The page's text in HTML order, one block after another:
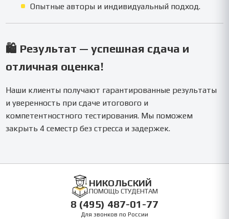
Опытные авторы и индивидуальный подход.
🛍️ Результат — успешная сдача и
отличная оценка!
Наши клиенты получают гарантированные результаты
и уверенность при сдаче итогового и
компетентностного тестирования. Мы поможем
закрыть 4 семестр без стресса и задержек.
НИКОЛЬСКИЙ
ПОМОЩЬ СТУДЕНТАМ
8 (495) 487-01-77
Для звонков по России